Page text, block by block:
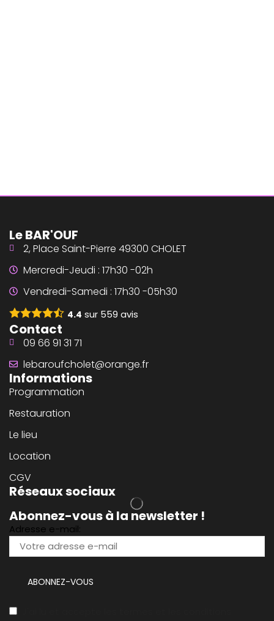
Le BAR'OUF
2, Place Saint-Pierre 49300 CHOLET
Mercredi-Jeudi : 17h30 -02h
Vendredi-Samedi : 17h30 -05h30
4.4 sur 559 avis
Contact
09 66 91 31 71
lebaroufcholet@orange.fr
Informations
Programmation
Restauration
Le lieu
Location
CGV
Réseaux sociaux
Abonnez-vous à la newsletter !
Adresse e-mail: